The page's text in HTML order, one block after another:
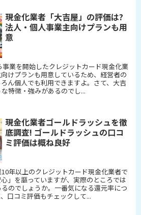
現金化業者「大吉屋」の評価は?
法人・個人事業主向けプランも用
意
業を開始したクレジットカード現金化業
けプランも用意しているため、経営者の
ん個人でも利用できますよ。さて、大吉
特徴・強みがあるのでし...
現金化業者ゴールドラッシュを徹
底調査! ゴールドラッシュの口コ
ミ評価は概ね良好
年以上のクレジットカード現金化業者で
」を謳っていますが、実際のところでは
のでしょうか。一番気になる還元率につ
口コミ評価もチェックして...